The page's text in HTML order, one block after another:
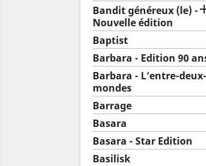
Bandit généreux (le) -
Nouvelle édition
Baptist
Barbara - Edition 90
Barbara - L’entre-deux-
mondes
Barrage
Basara
Basara - Star Edition
Basilisk